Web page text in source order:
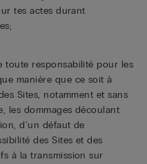
tes actes durant
toute responsabilité pour les
manière que ce soit à
Sites, notamment et sans
les dommages découlant
d'un défaut de
des Sites et des
à la transmission sur